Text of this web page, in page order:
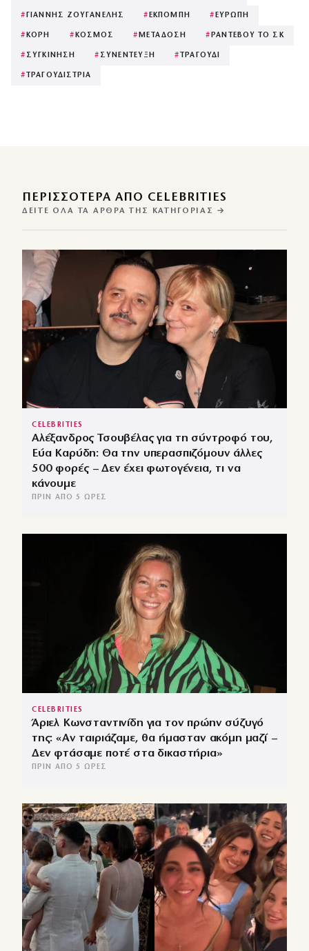
# ΓΙΑΝΝΗΣ ΖΟΥΓΑΝΕΛΗΣ # ΕΚΠΟΜΠΗ # ΕΥΡΩΠΗ
# ΚΟΡΗ # ΚΟΣΜΟΣ # ΜΕΤΑΔΟΣΗ # ΡΑΝΤΕΒΟΥ ΤΟ ΣΚ
# ΣΥΓΚΙΝΗΣΗ # ΣΥΝΕΝΤΕΥΞΗ # ΤΡΑΓΟΥΔΙ
# ΤΡΑΓΟΥΔΙΣΤΡΙΑ
ΠΕΡΙΣΣΌΤΕΡΑ ΑΠΌ CELEBRITIES
ΔΕΊΤΕ ΌΛΑ ΤΑ ΆΡΘΡΑ ΤΗΣ ΚΑΤΗΓΟΡΊΑΣ →
CELEBRITIES
Αλέξανδρος Τσουβέλας για τη σύντροφό του,
Εύα Καρύδη: Θα την υπερασπιζόμουν άλλες
500 φορές – Δεν έχει φωτογένεια, τι να
κάνουμε
ΠΡΙΝ ΑΠΌ 5 ΏΡΕΣ
CELEBRITIES
Άριελ Κωνσταντινίδη για τον πρώην σύζυγό
της: «Αν ταιριάζαμε, θα ήμασταν ακόμη μαζί –
Δεν φτάσαμε ποτέ στα δικαστήρια»
ΠΡΙΝ ΑΠΌ 5 ΏΡΕΣ